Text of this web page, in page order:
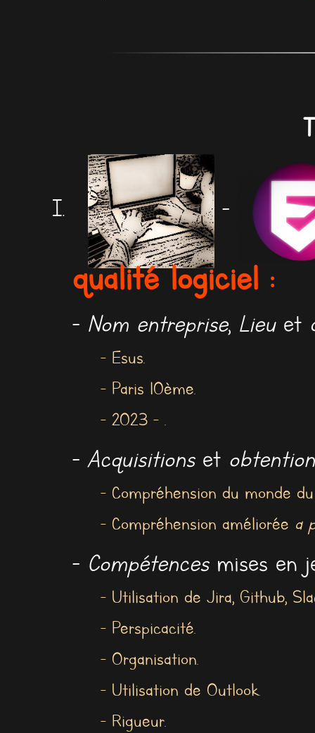
-
qualité logiciel :
- Nom entreprise, Lieuet
- Esus.
- Paris 10ème.
- 2023 - .
- Acquisitionset
- Compréhension du monde
- Compréhension améliorée a
- Compétencesmises en
- Utilisation de Jira, Github,
- Perspicacité.
- Organisation.
- Utilisation de Outlook.
- Rigueur.